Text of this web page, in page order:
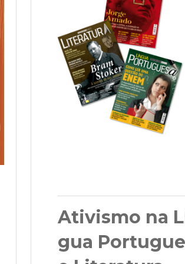
Ativismo na
gua